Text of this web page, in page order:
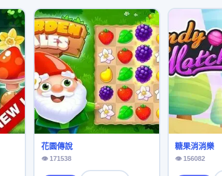
花園傳說
👁 171538
糖果消消樂
👁 156082